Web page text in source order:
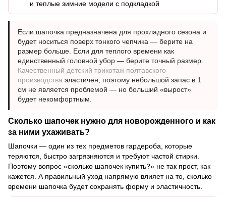
и теплые зимние модели с подкладкой
Если шапочка предназначена для прохладного сезона и
будет носиться поверх тонкого чепчика — берите на
размер больше. Если для теплого времени как
единственный головной убор — берите точный размер.
Качественный детский трикотаж полтавского
производства эластичен, поэтому небольшой запас в 1
см не является проблемой — но больший «вырост»
будет некомфортным.
Сколько шапочек нужно для новорожденного и как
за ними ухаживать?
Шапочки — один из тех предметов гардероба, которые
теряются, быстро загрязняются и требуют частой стирки.
Поэтому вопрос «сколько шапочек купить?» не так прост, как
кажется. А правильный уход напрямую влияет на то, сколько
времени шапочка будет сохранять форму и эластичность.